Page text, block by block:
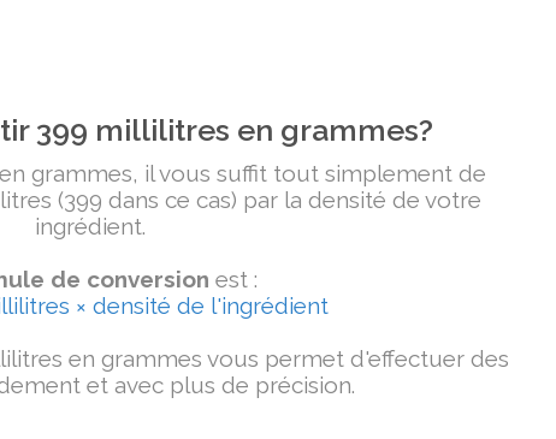
399 millilitres en grammes?
grammes, il vous suffit tout simplement de
(399 dans ce cas) par la densité de votre
ingrédient.
de conversion est :
× densité de l'ingrédient
en grammes vous permet d'effectuer des
et avec plus de précision.